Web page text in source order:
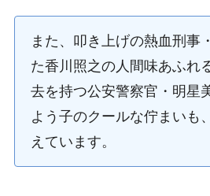
また、叩き上げの熱血刑事
た香川照之の人間味あふれ
去を持つ公安警察官・明星
よう子のクールな佇まいも
えています。